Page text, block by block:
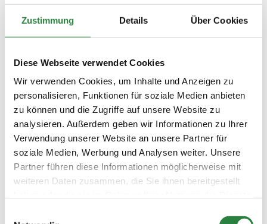
Zustimmung Details Über Cookies
Diese Webseite verwendet Cookies
Wir verwenden Cookies, um Inhalte und Anzeigen zu
personalisieren, Funktionen für soziale Medien anbieten
zu können und die Zugriffe auf unsere Website zu
analysieren. Außerdem geben wir Informationen zu Ihrer
Verwendung unserer Website an unsere Partner für
soziale Medien, Werbung und Analysen weiter. Unsere
Partner führen diese Informationen möglicherweise mit
weiteren Daten zusammen, die Sie ihnen bereitgestellt
ich als FN-Vizepräsidentin gemeinsam mit dem
neuen FN-Präsidium den Verband im Interesse
umstrukturieren und ihn tragfähig für die
Zukunft aufstellen. „Aus Liebe zum Pferd, im
Dienste der Menschen“ lautet die neue Vision,
die unserem Engagement vorangestellt ist und
hier synchronisieren sich die Wege vom
Gesamtverband und uns Persönlichen
Mitgliedern ganz wunderbar. Denn diese
Vision leben wir PM schon seit Jahren – für
Pferd und Mensch.
Annett Schellenberger